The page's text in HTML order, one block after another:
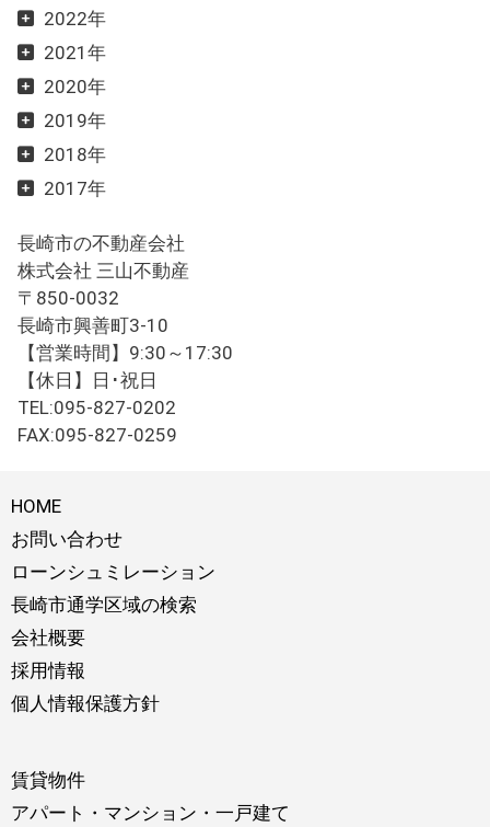
2022年
2021年
2020年
2019年
2018年
2017年
長崎市の不動産会社
株式会社 三山不動産
〒850-0032
長崎市興善町3-10
【営業時間】9:30～17:30
【休日】日･祝日
TEL:095-827-0202
FAX:095-827-0259
HOME
お問い合わせ
ローンシュミレーション
長崎市通学区域の検索
会社概要
採用情報
個人情報保護方針
賃貸物件
アパート・マンション・一戸建て